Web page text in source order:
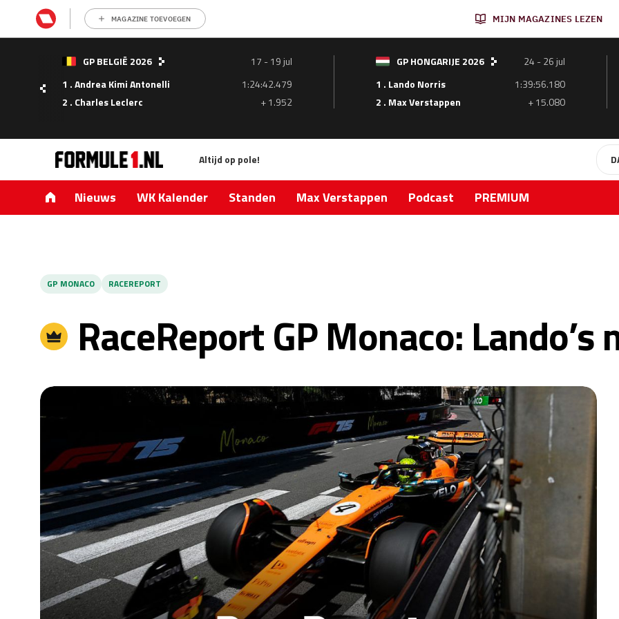
MAGAZINE TOEVOEGEN MIJN MAGAZINES LEZEN
GP BELGIË 2026
17 - 19 jul
1 . Andrea Kimi Antonelli
1:24:42.479
2 . Charles Leclerc
+ 1.952
GP HONGARIJE 2026
24 - 26 jul
1 . Lando Norris
1:39:56.180
2 . Max Verstappen
+ 15.080
Altijd op pole!
Nieuws WK Kalender Standen Max Verstappen Podcast PREMIUM
GP MONACO RACEREPORT
RaceReport GP Monaco: Lando’s